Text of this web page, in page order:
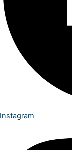
Instagram